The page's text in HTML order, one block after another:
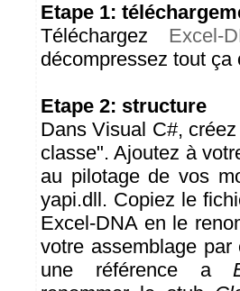
Etape 1:
Téléchargez Excel-
décompressez tout
Etape 2: structure
Dans Visual C#,
classe". Ajoutez à
au pilotage de vos
yapi.dll. Copiez le
Excel-DNA en le
votre assemblage par
une référence a